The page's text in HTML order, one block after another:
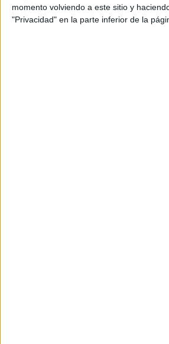
momento volviendo a este sitio y
"Privacidad" en la parte inferior de la